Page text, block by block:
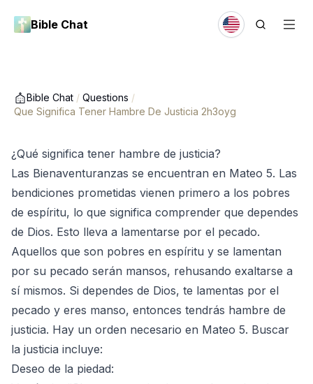
Bible Chat
Bible Chat / Questions /
Que Significa Tener Hambre De Justicia 2h3oyg
¿Qué significa tener hambre de justicia?
Las Bienaventuranzas se encuentran en Mateo 5. Las
bendiciones prometidas vienen primero a los pobres
de espíritu, lo que significa comprender que dependes
de Dios. Esto lleva a lamentarse por el pecado.
Aquellos que son pobres en espíritu y se lamentan
por su pecado serán mansos, rehusando exaltarse a
sí mismos. Si dependes de Dios, te lamentas por el
pecado y eres manso, entonces tendrás hambre de
justicia. Hay un orden necesario en Mateo 5. Buscar
la justicia incluye:
Deseo de la piedad: